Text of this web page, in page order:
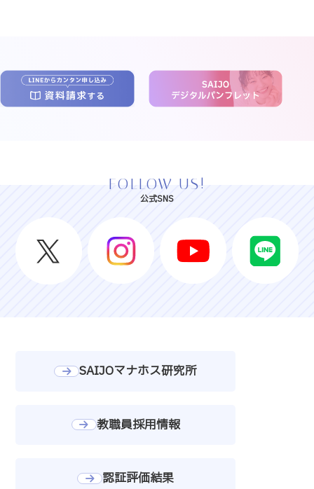
パンフ
キャンパス
FOLLOW US!
公式SNS
SAIJOマナホス研究所
教職員採用情報
認証評価結果